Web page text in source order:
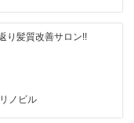
り髪質改善サロン!!
ノビル